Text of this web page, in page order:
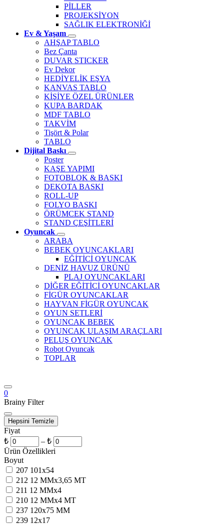
PİLLER
PROJEKSİYON
SAĞLIK ELEKTRONİĞİ
Ev & Yaşam
AHŞAP TABLO
Bez Çanta
DUVAR STICKER
Ev Dekor
HEDİYELİK EŞYA
KANVAS TABLO
KİŞİYE ÖZEL ÜRÜNLER
KUPA BARDAK
MDF TABLO
TAKVİM
Tişört & Polar
TABLO
Dijital Baskı
Poster
KAŞE YAPIMI
FOTOBLOK & BASKI
DEKOTA BASKI
ROLL-UP
FOLYO BASKI
ÖRÜMCEK STAND
STAND ÇEŞİTLERİ
Oyuncak
ARABA
BEBEK OYUNCAKLARI
EĞİTİCİ OYUNCAK
DENİZ HAVUZ ÜRÜNÜ
PLAJ OYUNCAKLARI
DİĞER EĞİTİCİ OYUNCAKLAR
FİGÜR OYUNCAKLAR
HAYVAN FİGÜR OYUNCAK
OYUN SETLERİ
OYUNCAK BEBEK
OYUNCAK ULAŞIM ARAÇLARI
PELUŞ OYUNCAK
Robot Oyuncak
TOPLAR
0
Brainy Filter
Hepsini Temizle
Fiyat
₺
– ₺
Ürün Özellikleri
Boyut
207 101x54
212 12 MMx3,65 MT
211 12 MMx4
210 12 MMx4 MT
237 120x75 MM
239 12x17